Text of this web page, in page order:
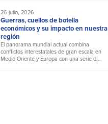
26 julio, 2026
Guerras, cuellos de botella
económicos y su impacto en nuestra
región
El panorama mundial actual combina
conflictos interestatales de gran escala en
Medio Oriente y Europa con una serie d...